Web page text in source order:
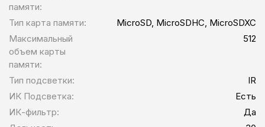
памяти:
Тип карта памяти:
MicroSD, MicroSDHC, MicroSDXC
Максимальный
объем карты
памяти:
512
Тип подсветки:
IR
ИК Подсветка:
Есть
ИК-фильтр:
Да